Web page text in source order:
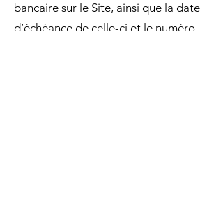
bancaire sur le Site, ainsi que la date
d’échéance de celle-ci et le numéro